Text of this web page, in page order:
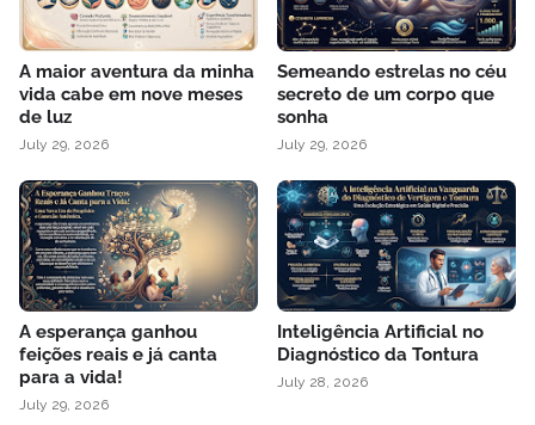
A maior aventura da minha
vida cabe em nove meses
de luz
July 29, 2026
Semeando estrelas no céu
secreto de um corpo que
sonha
July 29, 2026
A esperança ganhou
feições reais e já canta
para a vida!
July 29, 2026
Inteligência Artificial no
Diagnóstico da Tontura
July 28, 2026